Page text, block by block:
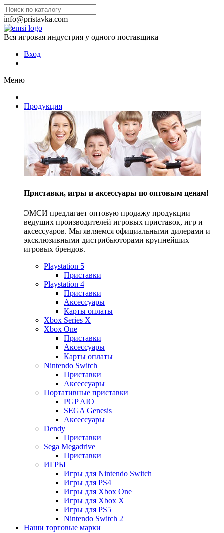
info@pristavka.com
Вся игровая индустрия у одного поставщика
Вход
Меню
Продукция
Приставки, игры и аксессуары по оптовым ценам!
ЭМСИ предлагает оптовую продажу продукции
ведущих производителей игровых приставок, игр и
аксессуаров. Мы являемся официальными дилерами и
эксклюзивными дистрибьюторами крупнейших
игровых брендов.
Playstation 5
Приставки
Playstation 4
Приставки
Аксессуары
Карты оплаты
Xbox Series X
Xbox One
Приставки
Аксессуары
Карты оплаты
Nintendo Switch
Приставки
Аксессуары
Портативные приставки
PGP AIO
SEGA Genesis
Аксессуары
Dendy
Приставки
Sega Megadrive
Приставки
ИГРЫ
Игры для Nintendo Switch
Игры для PS4
Игры для Xbox One
Игры для Xbox X
Игры для PS5
Nintendo Switch 2
Наши торговые марки